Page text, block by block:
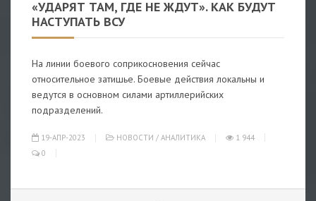
«УДАРЯТ ТАМ, ГДЕ НЕ ЖДУТ». КАК БУДУТ
НАСТУПАТЬ ВСУ
На линии боевого соприкосновения сейчас
относительное затишье. Боевые действия локальны и
ведутся в основном силами артиллерийских
подразделений.
19-АПР-2023 НОВОСТИ / АНАЛИТИКА
1 944
0